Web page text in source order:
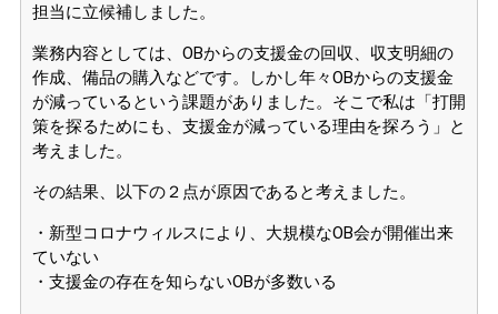
担当に立候補しました。
業務内容としては、OBからの支援金の回収、収支明細の
作成、備品の購入などです。しかし年々OBからの支援金
が減っているという課題がありました。そこで私は「打開
策を探るためにも、支援金が減っている理由を探ろう」と
考えました。
その結果、以下の２点が原因であると考えました。
・新型コロナウィルスにより、大規模なOB会が開催出来
ていない
・支援金の存在を知らないOBが多数いる